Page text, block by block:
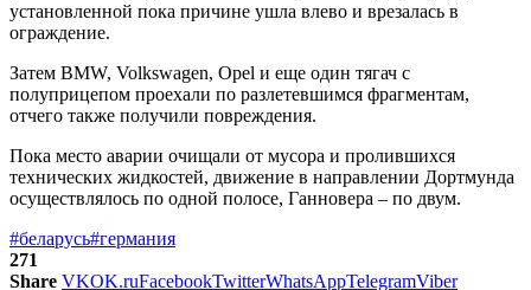
установленной пока причине ушла влево и врезалась в
ограждение.
Затем BMW, Volkswagen, Opel и еще один тягач с
полуприцепом проехали по разлетевшимся фрагментам,
отчего также получили повреждения.
Пока место аварии очищали от мусора и пролившихся
технических жидкостей, движение в направлении Дортмунда
осуществлялось по одной полосе, Ганновера – по двум.
#беларусь#германия
271
Share VKOK.ruFacebookTwitterWhatsAppTelegramViber